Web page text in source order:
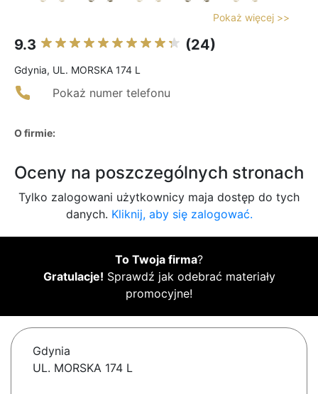
Pokaż więcej >>
9.3 (24)
Gdynia, UL. MORSKA 174 L
Pokaż numer telefonu
O firmie:
Oceny na poszczególnych stronach
Tylko zalogowani użytkownicy maja dostęp do tych
danych. Kliknij, aby się zalogować.
To Twoja firma?
Gratulacje! Sprawdź jak odebrać materiały
promocyjne!
Gdynia
UL. MORSKA 174 L